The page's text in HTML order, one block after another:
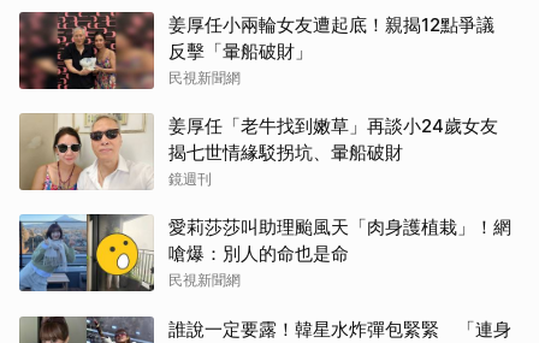
姜厚任小兩輪女友遭起底！親揭12點爭議
反擊「暈船破財」
民視新聞網
姜厚任「老牛找到嫩草」再談小24歲女友
揭七世情緣駁拐坑、暈船破財
鏡週刊
愛莉莎莎叫助理颱風天「肉身護植栽」！網
嗆爆：別人的命也是命
民視新聞網
誰說一定要露！韓星水炸彈包緊緊 「連身